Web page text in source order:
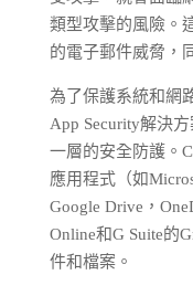
類型攻擊的風險。
的電子郵件威脅，
為了保護系統和網
App Security解決
一層的安全防護。
應用程式（如
Google Drive，
Online和G Suite的
件和檔案。